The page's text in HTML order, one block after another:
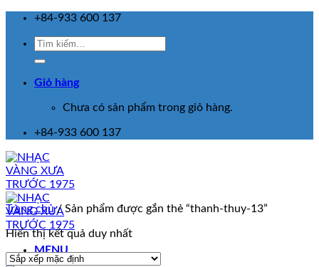
Skip
content
+84-933 600 137
Tìm
Giỏ hàng
Chưa có sản phẩm trong giỏ hàng.
+84-933 600 137
MENU
Trang chủ /Sản phẩm được gắn thẻ “thanh-thuy-13”
Hiển thị kết quả duy nhất